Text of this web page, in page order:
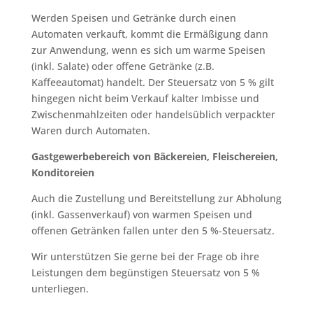
Werden Speisen und Getränke durch einen
Automaten verkauft, kommt die Ermäßigung dann
zur Anwendung, wenn es sich um warme Speisen
(inkl. Salate) oder offene Getränke (z.B.
Kaffeeautomat) handelt. Der Steuersatz von 5 % gilt
hingegen nicht beim Verkauf kalter Imbisse und
Zwischenmahlzeiten oder handelsüblich verpackter
Waren durch Automaten.
Gastgewerbebereich von Bäckereien, Fleischereien,
Konditoreien
Auch die Zustellung und Bereitstellung zur Abholung
(inkl. Gassenverkauf) von warmen Speisen und
offenen Getränken fallen unter den 5 %-Steuersatz.
Wir unterstützen Sie gerne bei der Frage ob ihre
Leistungen dem begünstigen Steuersatz von 5 %
unterliegen.